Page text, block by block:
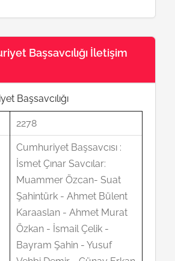
Başsavcılığı İletişim
Başsavcılığı
2278
Cumhuriyet Başsavcısı :
İsmet Çınar Savcılar:
Muammer Özcan- Suat
Şahintürk - Ahmet Bülent
Karaaslan - Ahmet Murat
Özkan - İsmail Çelik -
Bayram Şahin - Yusuf